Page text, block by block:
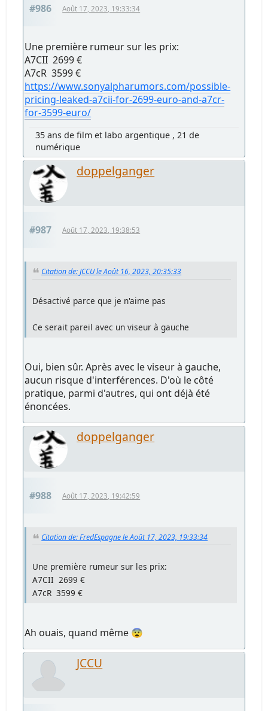
#986 Août 17, 2023, 19:33:34
Une première rumeur sur les prix:
A7CII 2699 €
A7cR 3599 €
https://www.sonyalpharumors.com/possible-
pricing-leaked-a7cii-for-2699-euro-and-a7cr-
for-3599-euro/
35 ans de film et labo argentique , 21 de
numérique
doppelganger
#987 Août 17, 2023, 19:38:53
Citation de: JCCU le Août 16, 2023, 20:35:33
Désactivé parce que je n'aime pas
Ce serait pareil avec un viseur à gauche
Oui, bien sûr. Après avec le viseur à gauche,
aucun risque d'interférences. D'où le côté
pratique, parmi d'autres, qui ont déjà été
énoncées.
doppelganger
#988 Août 17, 2023, 19:42:59
Citation de: FredEspagne le Août 17, 2023, 19:33:34
Une première rumeur sur les prix:
A7CII 2699 €
A7cR 3599 €
Ah ouais, quand même 😨
JCCU